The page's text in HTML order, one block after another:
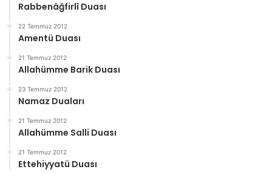
Rabbenâğfirlî Duası
22 Temmuz 2012
Amentü Duası
21 Temmuz 2012
Allahümme Barik Duası
23 Temmuz 2012
Namaz Duaları
21 Temmuz 2012
Allahümme Salli Duası
21 Temmuz 2012
Ettehiyyatü Duası